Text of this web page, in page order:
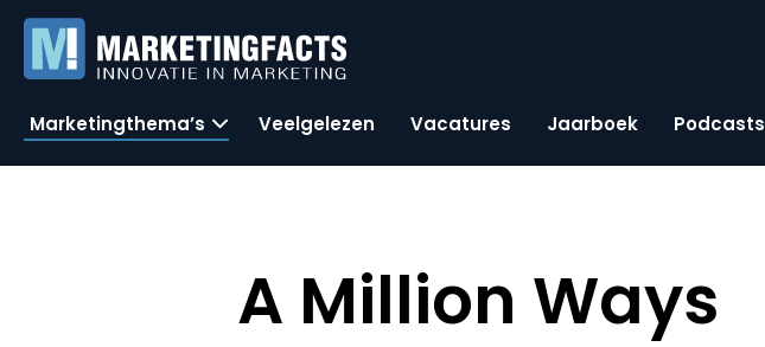
Marketingthema’s Veelgelezen Vacatures Jaarboek Podcasts
A Million Ways